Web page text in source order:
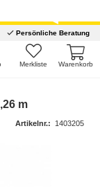
Persönliche Beratung
Warenkorb
Merkliste
m
Artikelnr.: 1403205